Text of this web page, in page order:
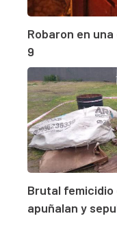
Robaron en
9
Brutal femicidio
apuñalan y